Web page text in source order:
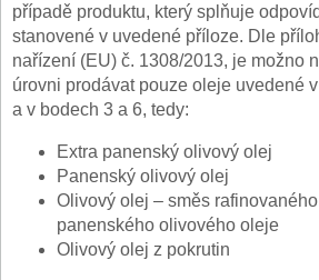
případě produktu, který splňuje
stanovené v uvedené příloze. Dle
nařízení (EU) č. 1308/2013, je možno
úrovni prodávat pouze oleje uvedené
a v bodech 3 a 6, tedy:
Extra panenský olivový olej
Panenský olivový olej
Olivový olej – směs
panenského olivového oleje
Olivový olej z pokrutin